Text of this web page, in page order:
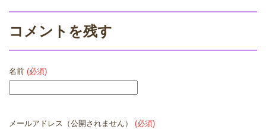
コメントを残す
名前 (必須)
メールアドレス（公開されません） (必須)